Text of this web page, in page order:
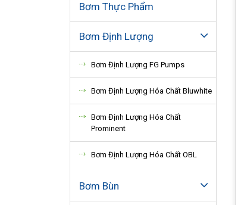
Bơm Thực Phẩm
Bơm Định Lượng
Bơm Định Lượng FG Pumps
Bơm Định Lượng Hóa Chất Bluwhite
Bơm Định Lượng Hóa Chất
Prominent
Bơm Định Lượng Hóa Chất OBL
Bơm Bùn